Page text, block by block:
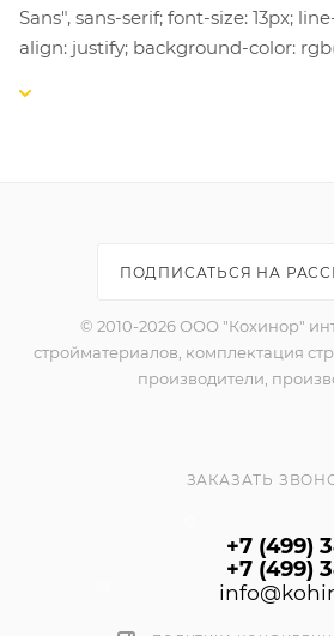
Sans", sans-serif; font-size: 13px;
align: justify; background-color:
бежевого, светло-бежевого и
</span>
<div> </div>
ПОДПИСАТЬСЯ НА
© 2010-2026 ООО "Кохинор"
стройматериалов, комплектация
производители,
ЗАКАЗАТЬ
+7 (499)
+7 (499)